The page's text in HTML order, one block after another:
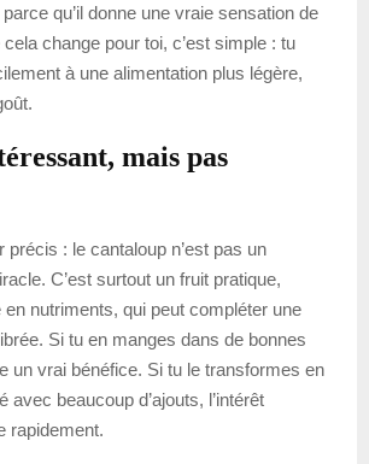
qu’il donne une vraie sensation de
change pour toi, c’est simple : tu
à une alimentation plus légère,
mais pas
précis : le cantaloup n’est pas un
C’est surtout un fruit pratique,
en nutriments, qui peut compléter une
Si tu en manges dans de bonnes
un vrai bénéfice. Si tu le transformes en
avec beaucoup d’ajouts, l’intérêt
rapidement.